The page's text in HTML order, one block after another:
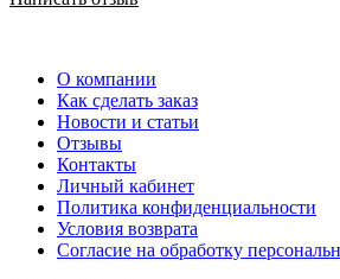
О компании
Как сделать заказ
Новости и статьи
Отзывы
Контакты
Личный кабинет
Политика конфиденциальности
Условия возврата
Согласие на обработку